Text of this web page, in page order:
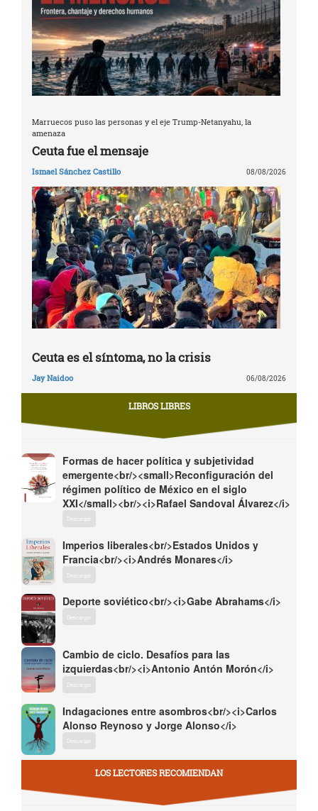
Marruecos puso las personas y el eje Trump-Netanyahu, la
amenaza
Ceuta fue el mensaje
Ismael Sánchez Castillo 08/08/2026
Ceuta es el síntoma, no la crisis
Jay Naidoo 06/08/2026
LIBROS LIBRES
Formas de hacer política y subjetividad
emergente<br/><small>Reconfiguración del
régimen político de México en el siglo
XXI</small><br/><i>Rafael Sandoval Álvarez</i>
Descargar
Imperios liberales<br/>Estados Unidos y
Francia<br/><i>Andrés Monares</i>
Descargar
Deporte soviético<br/><i>Gabe Abrahams</i>
Descargar
Cambio de ciclo. Desafíos para las
izquierdas<br/><i>Antonio Antón Morón</i>
Descargar
Indagaciones entre asombros<br/><i>Carlos
Alonso Reynoso y Jorge Alonso</i>
Descargar
LOS LECTORES RECOMIENDAN